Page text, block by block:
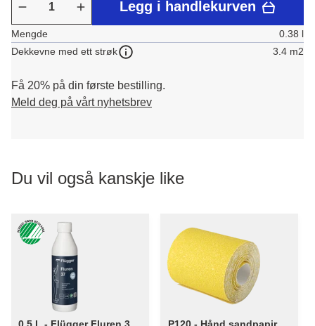
Legg i handlekurven
Mengde
0.38 l
Dekkevne med ett strøk
3.4 m2
Få 20% på din første bestilling.
Meld deg på vårt nyhetsbrev
Du vil også kanskje like